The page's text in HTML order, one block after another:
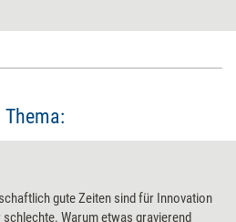
gute Zeiten sind für Innovation
schlechte. Warum etwas gravierend